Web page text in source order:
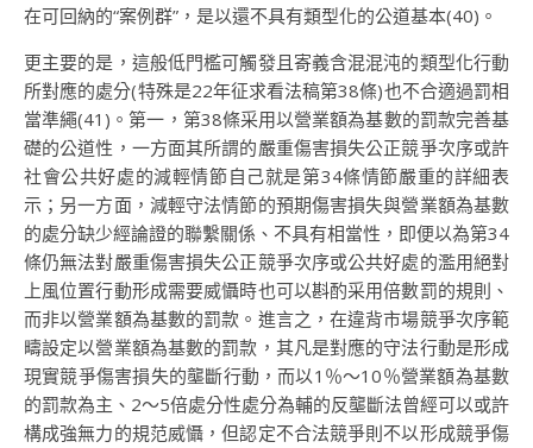
在可回納的“案例群”，是以還不具有類型化的公道基本(40)。
更主要的是，這般低門檻可觸發且寄義含混混沌的類型化行動
所對應的處分(特殊是22年征求看法稿第38條)也不合適過罰相
當準繩(41)。第一，第38條采用以營業額為基數的罰款完善基
礎的公道性，一方面其所謂的嚴重傷害損失公正競爭次序或許
社會公共好處的減輕情節自己就是第34條情節嚴重的詳細表
示；另一方面，減輕守法情節的預期傷害損失與營業額為基數
的處分缺少經論證的聯繫關係、不具有相當性，即便以為第34
條仍無法對嚴重傷害損失公正競爭次序或公共好處的濫用絕對
上風位置行動形成需要威懾時也可以斟酌采用倍數罰的規則、
而非以營業額為基數的罰款。進言之，在違背市場競爭次序範
疇設定以營業額為基數的罰款，其凡是對應的守法行動是形成
現實競爭傷害損失的壟斷行動，而以1％～10％營業額為基數
的罰款為主、2～5倍處分性處分為輔的反壟斷法曾經可以或許
構成強無力的規范威懾，但認定不合法競爭則不以形成競爭傷